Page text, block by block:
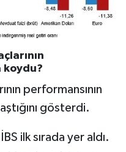
koydu?
performansının
gösterdi.
ilk sırada yer aldı.